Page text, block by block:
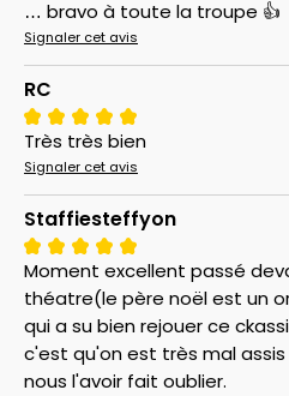
… bravo à toute la troupe 👍
Signaler cet avis
RC
Très très bien
Signaler cet avis
Staffiesteffyon
Moment excellent passé
théatre(le père noël est un
qui a su bien rejouer ce
c'est qu'on est très mal
nous l'avoir fait oublier.